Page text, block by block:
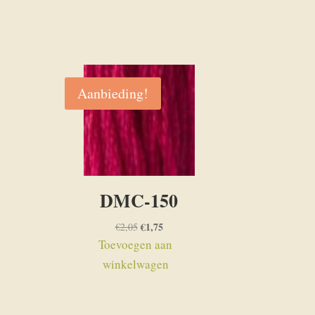
Aanbieding!
DMC-150
€2,05Oorspronkelijke
prijs
€2,05.
€1,75Huidige
prijs
Toevoegen aan
winkelwagen